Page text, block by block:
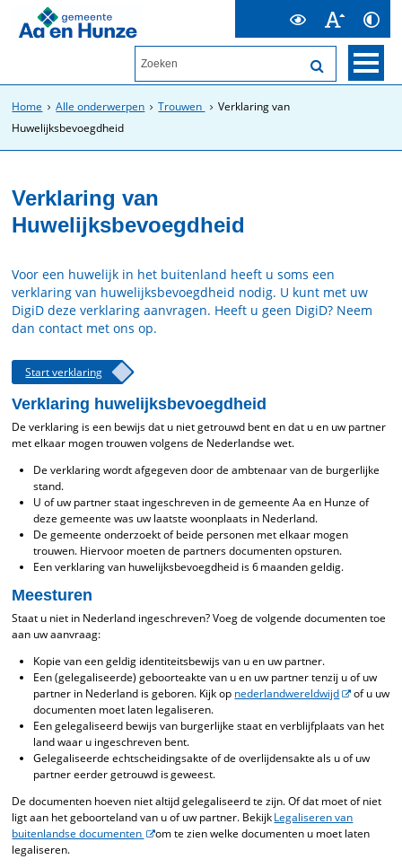
Home Alle onderwerpen Trouwen
Verklaring van
Huwelijksbevoegdheid
Verklaring van
Huwelijksbevoegdheid
Voor een huwelijk in het buitenland heeft u soms een
verklaring van huwelijksbevoegdheid nodig. U kunt met uw
DigiD deze verklaring aanvragen. Heeft u geen DigiD? Neem
dan contact met ons op.
Start verklaring
Verklaring huwelijksbevoegdheid
De verklaring is een bewijs dat u niet getrouwd bent en dat u en uw partner
met elkaar mogen trouwen volgens de Nederlandse wet.
De verklaring wordt afgegeven door de ambtenaar van de burgerlijke
stand.
U of uw partner staat ingeschreven in de gemeente Aa en Hunze of
deze gemeente was uw laatste woonplaats in Nederland.
De gemeente onderzoekt of beide personen met elkaar mogen
trouwen. Hiervoor moeten de partners documenten opsturen.
Een verklaring van huwelijksbevoegdheid is 6 maanden geldig.
Meesturen
Staat u niet in Nederland ingeschreven? Voeg de volgende documenten toe
aan uw aanvraag:
Kopie van een geldig identiteitsbewijs van u en uw partner.
Een (gelegaliseerde) geboorteakte van u en uw partner tenzij u of uw
partner in Nederland is geboren. Kijk op nederlandwereldwijd
of u uw
documenten moet laten legaliseren.
Een gelegaliseerd bewijs van burgerlijke staat en verblijfplaats van het
land waar u ingeschreven bent.
Gelegaliseerde echtscheidingsakte of de overlijdensakte als u of uw
partner eerder getrouwd is geweest.
De documenten hoeven niet altijd gelegaliseerd te zijn. Of dat moet of niet
ligt aan het geboorteland van u of uw partner. BekijkLegaliseren van
buitenlandse documenten
om te zien welke documenten u moet laten
legaliseren.